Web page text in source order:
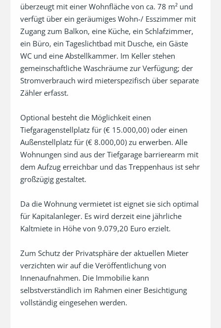
überzeugt mit einer Wohnfläche von ca. 78 m² und
verfügt über ein geräumiges Wohn-/ Esszimmer mit
Zugang zum Balkon, eine Küche, ein Schlafzimmer,
ein Büro, ein Tageslichtbad mit Dusche, ein Gäste
WC und eine Abstellkammer. Im Keller stehen
gemeinschaftliche Waschräume zur Verfügung; der
Stromverbrauch wird mieterspezifisch über separate
Zähler erfasst.
Optional besteht die Möglichkeit einen
Tiefgaragenstellplatz für (€ 15.000,00) oder einen
Außenstellplatz für (€ 8.000,00) zu erwerben. Alle
Wohnungen sind aus der Tiefgarage barrierearm mit
dem Aufzug erreichbar und das Treppenhaus ist sehr
großzügig gestaltet.
Da die Wohnung vermietet ist eignet sie sich optimal
für Kapitalanleger. Es wird derzeit eine jährliche
Kaltmiete in Höhe von 9.079,20 Euro erzielt.
Zum Schutz der Privatsphäre der aktuellen Mieter
verzichten wir auf die Veröffentlichung von
Innenaufnahmen. Die Immobilie kann
selbstverständlich im Rahmen einer Besichtigung
vollständig eingesehen werden.